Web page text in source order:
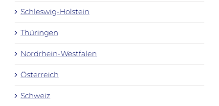
Schleswig-Holstein
Thüringen
Nordrhein-Westfalen
Österreich
Schweiz